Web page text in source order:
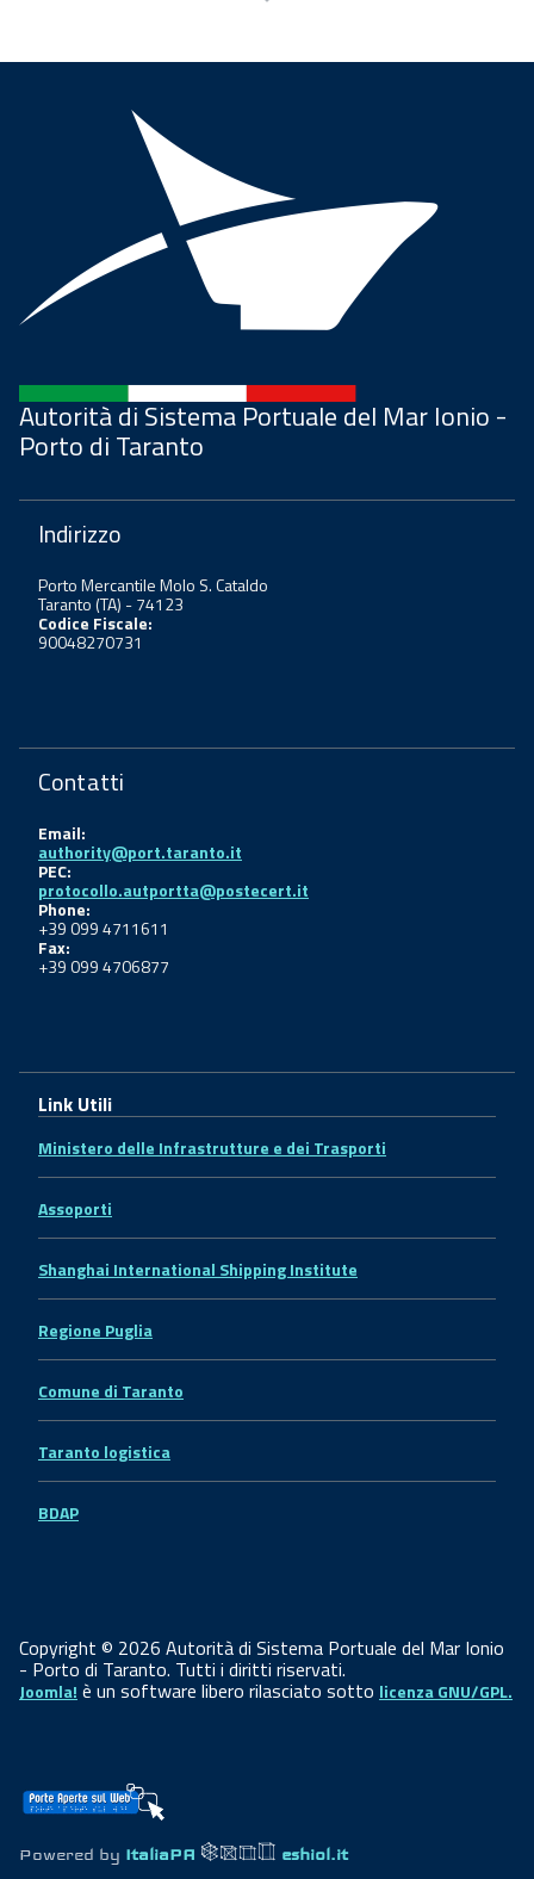
Autorità di Sistema Portuale del Mar Ionio -
Porto di Taranto
Indirizzo
Porto Mercantile Molo S. Cataldo
Taranto (TA) - 74123
Codice Fiscale:
90048270731
Contatti
Email:
authority@port.taranto.it
PEC:
protocollo.autportta@postecert.it
Phone:
+39 099 4711611
Fax:
+39 099 4706877
Link Utili
Ministero delle Infrastrutture e dei Trasporti
Assoporti
Shanghai International Shipping Institute
Regione Puglia
Comune di Taranto
Taranto logistica
BDAP
Copyright © 2026 Autorità di Sistema Portuale del Mar Ionio
- Porto di Taranto. Tutti i diritti riservati.
Joomla! è un software libero rilasciato sotto licenza GNU/GPL.
Powered by ItaliaPA eshiol.it